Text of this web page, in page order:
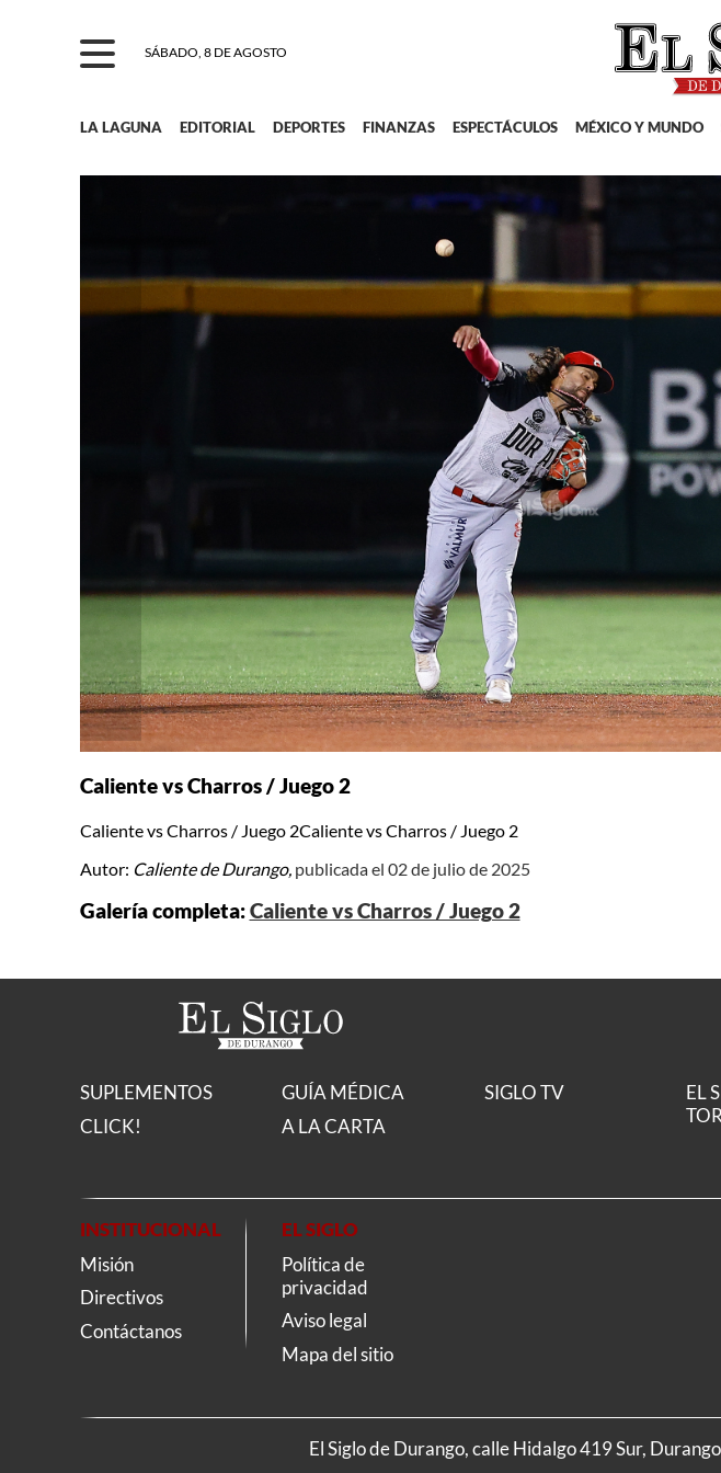
SÁBADO, 8 DE AGOSTO
LA LAGUNA EDITORIAL DEPORTES FINANZAS ESPECTÁCULOS MÉXICO Y MUNDO
Caliente vs Charros / Juego 2
Caliente vs Charros / Juego 2Caliente vs Charros / Juego 2
Autor: Caliente de Durango, publicada el 02 de julio de 2025
Galería completa:Caliente vs Charros / Juego 2
SUPLEMENTOS
CLICK!
GUÍA MÉDICA
A LA CARTA
SIGLO TV
EL
INSTITUCIONAL
Misión
Directivos
Contáctanos
EL SIGLO
Política de
privacidad
Aviso legal
Mapa del sitio
El Siglo de Durango, calle Hidalgo 419 Sur,